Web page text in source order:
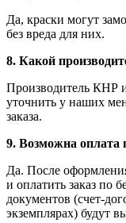
Да, краски могут
без вреда для них.
8. Какой
Производитель КНР
уточнить у наших
заказа.
9. Возможна оплата
Да. После
и оплатить заказ по
документов (счет-
экземплярах) будут